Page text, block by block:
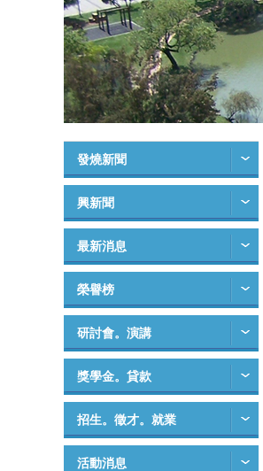
發燒新聞
興新聞
最新消息
榮譽榜
研討會。演講
獎學金。貸款
招生。徵才。就業
活動消息